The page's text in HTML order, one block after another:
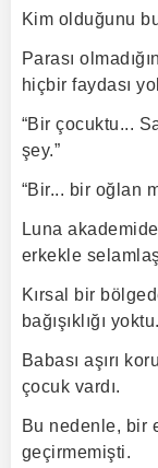
Kim olduğunu
Parası
hiçbir faydası
“Bir çocuktu...
şey.”
“Bir... bir oğlan
Luna
erkekle
Kırsal bir
bağışıklığı yoktu.
Babası aşırı
çocuk vardı.
Bu nedenle, bir
geçirmemişti.